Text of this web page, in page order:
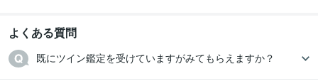
よくある質問
既にツイン鑑定を受けていますがみてもらえますか？